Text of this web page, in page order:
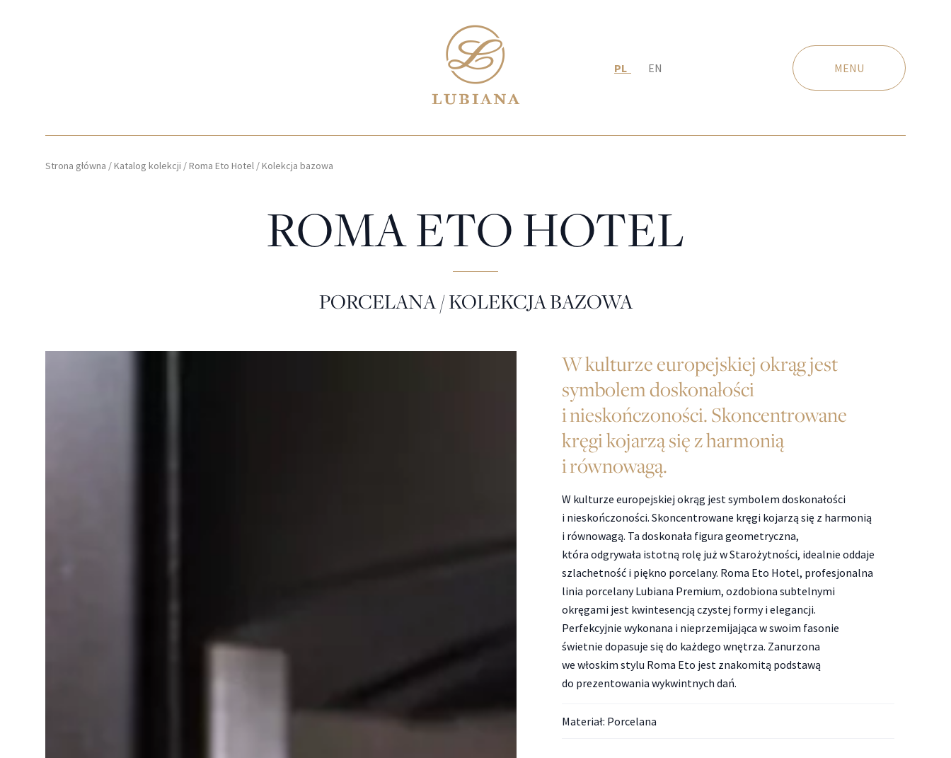
PL EN MENU
Strona główna /Katalog kolekcji /Roma Eto Hotel /Kolekcja bazowa
ROMA ETO HOTEL
PORCELANA / KOLEKCJA BAZOWA
W kulturze europejskiej okrąg jest
symbolem doskonałości
i nieskończoności. Skoncentrowane
kręgi kojarzą się z harmonią
i równowagą.
W kulturze europejskiej okrąg jest symbolem doskonałości
i nieskończoności. Skoncentrowane kręgi kojarzą się z harmonią
i równowagą. Ta doskonała figura geometryczna,
która odgrywała istotną rolę już w Starożytności, idealnie oddaje
szlachetność i piękno porcelany. Roma Eto Hotel, profesjonalna
linia porcelany Lubiana Premium, ozdobiona subtelnymi
okręgami jest kwintesencją czystej formy i elegancji.
Perfekcyjnie wykonana i nieprzemijająca w swoim fasonie
świetnie dopasuje się do każdego wnętrza. Zanurzona
we włoskim stylu Roma Eto jest znakomitą podstawą
do prezentowania wykwintnych dań.
Materiał: Porcelana